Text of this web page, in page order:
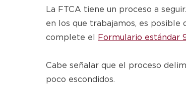
La FTCA tiene un proceso a
en los que trabajamos, es posible
complete el
Formulario estándar
Cabe señalar que el proceso
poco escondidos.